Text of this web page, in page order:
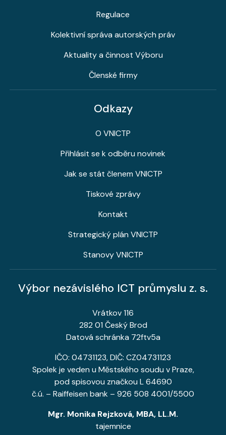
Regulace
Kolektivní správa autorských práv
Aktuality a činnost Výboru
Členské firmy
Odkazy
O VNICTP
Přihlásit se k odběru novinek
Jak se stát členem VNICTP
Tiskové zprávy
Kontakt
Strategický plán VNICTP
Stanovy VNICTP
Výbor nezávislého ICT průmyslu z. s.
Vrátkov 116
282 01 Český Brod
Datová schránka 72ftv5a
IČO: 04731123, DIČ: CZ04731123
Spolek je veden u Městského soudu v Praze,
pod spisovou značkou L 64690
č.ú. – Raiffeisen bank – 926 508 4001/5500
Mgr. Monika Rejzková, MBA, LL.M.
tajemnice